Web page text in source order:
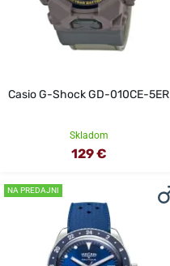
Casio G-Shock GD-010CE-5ER
Skladom
129 €
NA PREDAJNI